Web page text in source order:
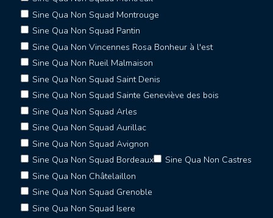
Sine Qua Non Squad Montrouge
Sine Qua Non Squad Pantin
Sine Qua Non Vincennes Rosa Bonheur à l'est
Sine Qua Non Rueil Malmaison
Sine Qua Non Squad Saint Denis
Sine Qua Non Squad Sainte Geneviève des bois
Sine Qua Non Squad Arles
Sine Qua Non Squad Aurillac
Sine Qua Non Squad Avignon
Sine Qua Non Squad Bordeaux
Sine Qua Non Castres
Sine Qua Non Châtelaillon
Sine Qua Non Squad Grenoble
Sine Qua Non Squad Isere